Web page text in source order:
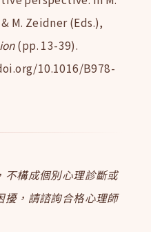
M. Zeidner (Eds.),
(pp. 13-39).
10.1016/B978-
不構成個別心理診斷或
擾，請諮詢合格心理師